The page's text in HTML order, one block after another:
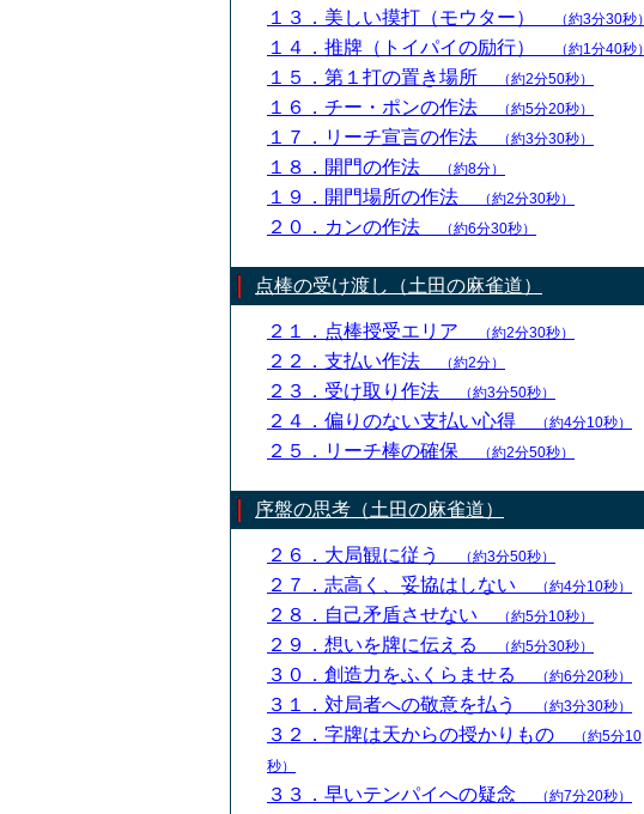
１３．美しい摸打（モウター） （約3分30秒）
１４．推牌（トイパイの励行） （約1分40秒）
１５．第１打の置き場所 （約2分50秒）
１６．チー・ポンの作法 （約5分20秒）
１７．リーチ宣言の作法 （約3分30秒）
１８．開門の作法 （約8分）
１９．開門場所の作法 （約2分30秒）
２０．カンの作法 （約6分30秒）
点棒の受け渡し（土田の麻雀道）
２１．点棒授受エリア （約2分30秒）
２２．支払い作法 （約2分）
２３．受け取り作法 （約3分50秒）
２４．偏りのない支払い心得 （約4分10秒）
２５．リーチ棒の確保 （約2分50秒）
序盤の思考（土田の麻雀道）
２６．大局観に従う （約3分50秒）
２７．志高く、妥協はしない （約4分10秒）
２８．自己矛盾させない （約5分10秒）
２９．想いを牌に伝える （約5分30秒）
３０．創造力をふくらませる （約6分20秒）
３１．対局者への敬意を払う （約3分30秒）
３２．字牌は天からの授かりもの
（約5分10
秒）
３３．早いテンパイへの疑念 （約7分20秒）